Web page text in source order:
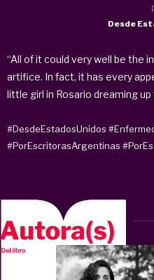
Desde
“All of it could very well be the
artifice. In fact, it has every
little girl in Rosario dreaming up
#DesdeEstadosUnidos
#PorEscritorasArgentinas